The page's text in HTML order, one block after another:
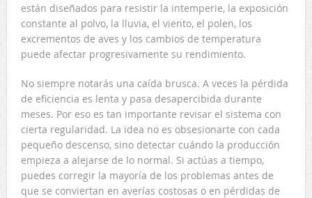
están diseñados para resistir la intemperie, la exposición
constante al polvo, la lluvia, el viento, el polen, los
excrementos de aves y los cambios de temperatura
puede afectar progresivamente su rendimiento.
No siempre notarás una caída brusca. A veces la pérdida
de eficiencia es lenta y pasa desapercibida durante
meses. Por eso es tan importante revisar el sistema con
cierta regularidad. La idea no es obsesionarte con cada
pequeño descenso, sino detectar cuándo la producción
empieza a alejarse de lo normal. Si actúas a tiempo,
puedes corregir la mayoría de los problemas antes de
que se conviertan en averías costosas o en pérdidas de